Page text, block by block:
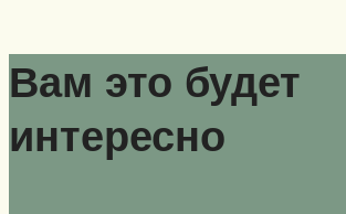
Вам это будет
интересно